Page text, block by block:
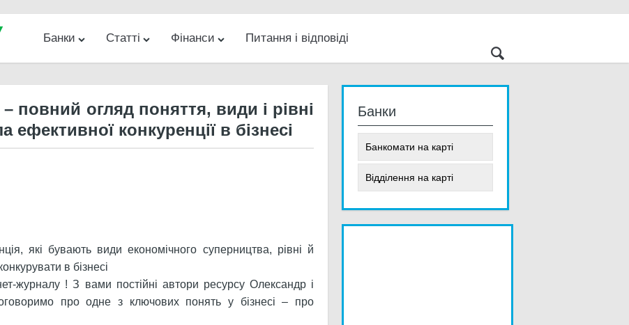
Банки
Банкомати на карті Відділення на карті
Статті
Новини Банки Кредити Бізнес Різне
Фінанси
Гроші Інвестиції Інтернет Діловий світ
Питання і відповіді
повний огляд поняття, види і рівні
ефективної конкуренції в бізнесі
які бувають види економічного суперництва, рівні й
в бізнесі
журналу ! З вами постійні автори ресурсу Олександр і
про одне з ключових понять у бізнесі – про
Банки
Банкомати на карті
Відділення на карті